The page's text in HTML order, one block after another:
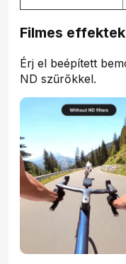
Filmes
Érj el beépített
ND szűrőkkel.